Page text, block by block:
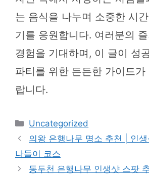
는 음식을 나누며 소중한 시
기를 응원합니다. 여러분의
경험을 기대하며, 이 글이 성
파티를 위한 든든한 가이드
랍니다.
카
테
리
Uncategorized
의왕 은행나무 명소 추천 | 인
나들이 코스
동두천 은행나무 인생샷 스팟